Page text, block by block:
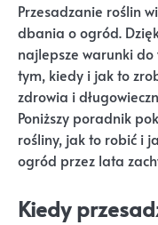
Przesadzanie roślin
dbania o ogród.
najlepsze warunki
tym, kiedy i jak to
zdrowia i
Poniższy poradnik
rośliny, jak to robić i
ogród przez lata
Kiedy